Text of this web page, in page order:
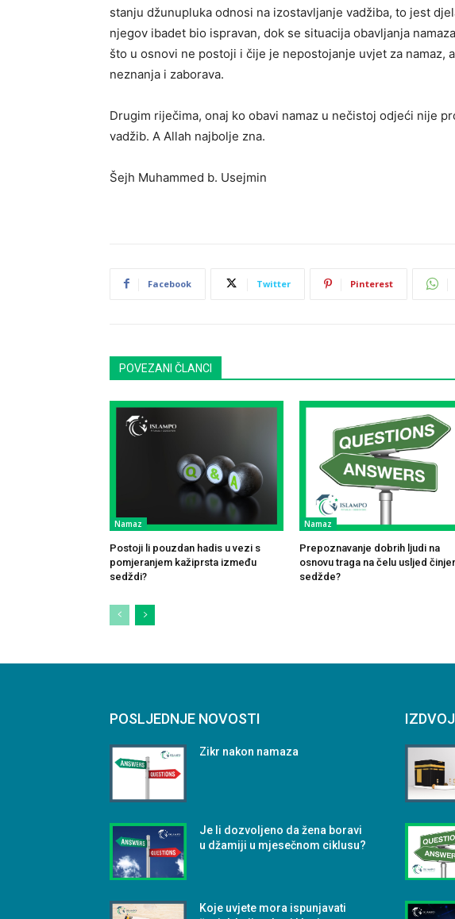
stanju džunupluka odnosi na izostavljanje vadžiba, to jest
njegov ibadet bio ispravan, dok se situacija obavljanja
što u osnovi ne postoji i čije je nepostojanje uvjet za namaz,
neznanja i zaborava.
Drugim riječima, onaj ko obavi namaz u nečistoj odjeći nije
vadžib. A Allah najbolje zna.
Šejh Muhammed b. Usejmin
Facebook Twitter Pinterest
POVEZANI ČLANCI
Namaz
Postoji li pouzdan hadis u vezi s
pomjeranjem kažiprsta između
sedždi?
Namaz
Prepoznavanje dobrih ljudi na
osnovu traga na čelu usljed
sedžde?
POSLJEDNJE NOVOSTI
Zikr nakon namaza
Je li dozvoljeno da žena boravi
u džamiji u mjesečnom ciklusu?
Koje uvjete mora ispunjavati